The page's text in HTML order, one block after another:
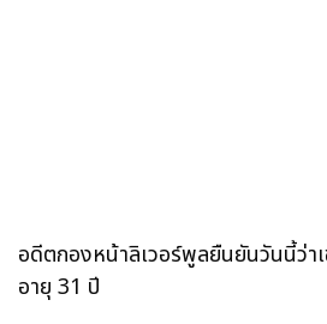
อดีตกองหน้าลิเวอร์พูลยืนยันวันนี้ว่าเ
อายุ 31 ปี